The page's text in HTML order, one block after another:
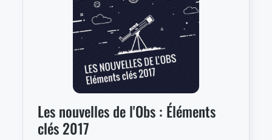
Les nouvelles de l'Obs : Éléments
clés 2017